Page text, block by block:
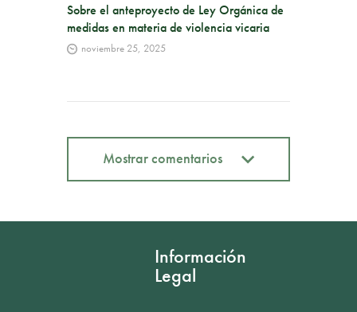
Sobre el anteproyecto de Ley Orgánica de
medidas en materia de violencia vicaria
noviembre 25, 2025
Mostrar comentarios
Información
Legal